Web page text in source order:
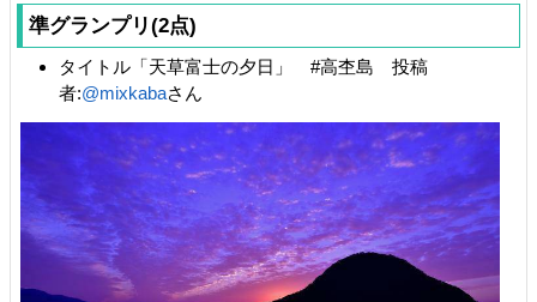
準グランプリ(2点)
タイトル「天草富士の夕日」 #高杢島 投稿
者:@mixkabaさん